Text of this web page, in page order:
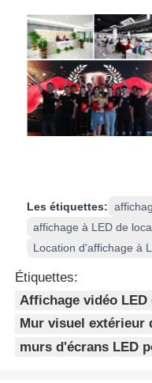
Les étiquettes:
affichage à LED de
Location d'affichage à
Étiquettes:
Affichage vidéo LED
Mur visuel extérieur
murs d'écrans LED